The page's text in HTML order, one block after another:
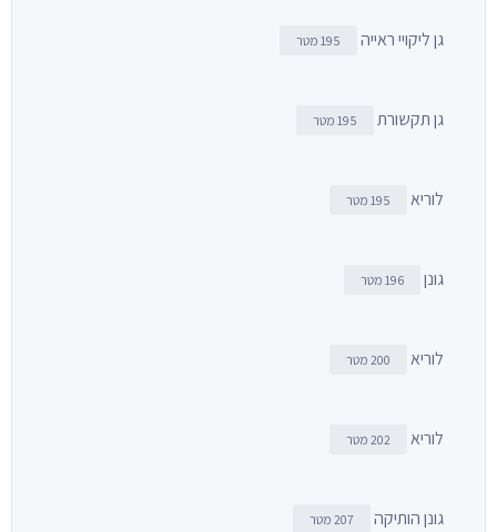
גן ליקויי ראייה 195 מטר
גן תקשורת 195 מטר
לוריא 195 מטר
גונן 196 מטר
לוריא 200 מטר
לוריא 202 מטר
גונן הותיקה 207 מטר